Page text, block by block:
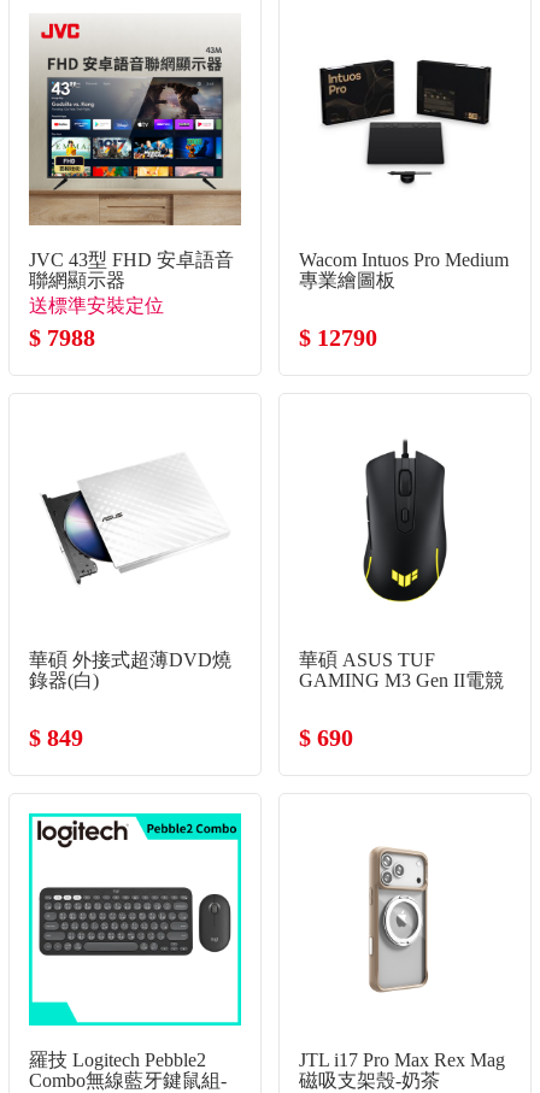
JVC 43型 FHD 安卓語音
聯網顯示器
送標準安裝定位
$ 7988
Wacom Intuos Pro Medium
專業繪圖板
$ 12790
華碩 外接式超薄DVD燒
錄器(白)
$ 849
華碩 ASUS TUF
GAMING M3 Gen II電競
$ 690
羅技 Logitech Pebble2
Combo無線藍牙鍵鼠組-
JTL i17 Pro Max Rex Mag
磁吸支架殼-奶茶